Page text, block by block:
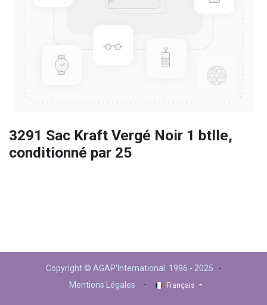
3291 Sac Kraft Vergé Noir 1 btlle,
conditionné par 25
Copyright © AGAP'International 1996 - 2025 -
Mentions Légales
- Français